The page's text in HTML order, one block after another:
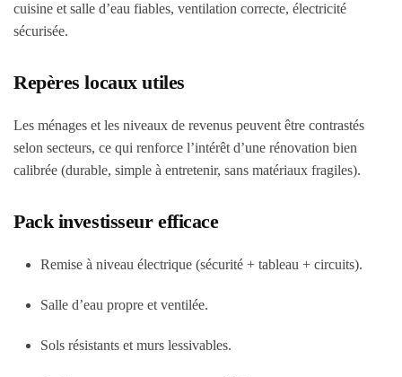
cuisine et salle d’eau fiables, ventilation correcte, électricité
sécurisée.
Repères locaux utiles
Les ménages et les niveaux de revenus peuvent être contrastés
selon secteurs, ce qui renforce l’intérêt d’une rénovation bien
calibrée (durable, simple à entretenir, sans matériaux fragiles).
Pack investisseur efficace
Remise à niveau électrique (sécurité + tableau + circuits).
Salle d’eau propre et ventilée.
Sols résistants et murs lessivables.